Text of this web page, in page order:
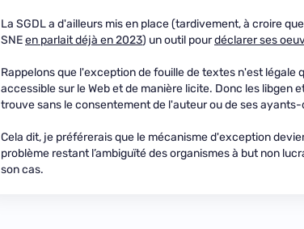
La SGDL a d'ailleurs mis en place (tardivement, à croire
SNEen parlait déjà en 2023) un outil pourdéclarer ses
Rappelons que l'exception de fouille de textes n'est
accessible sur le Web et de manière licite. Donc les libgen
trouve sans le consentement de l'auteur ou de ses
Cela dit, je préférerais que le mécanisme d'exception
problème restant l’ambiguïté des organismes à but non
son cas.